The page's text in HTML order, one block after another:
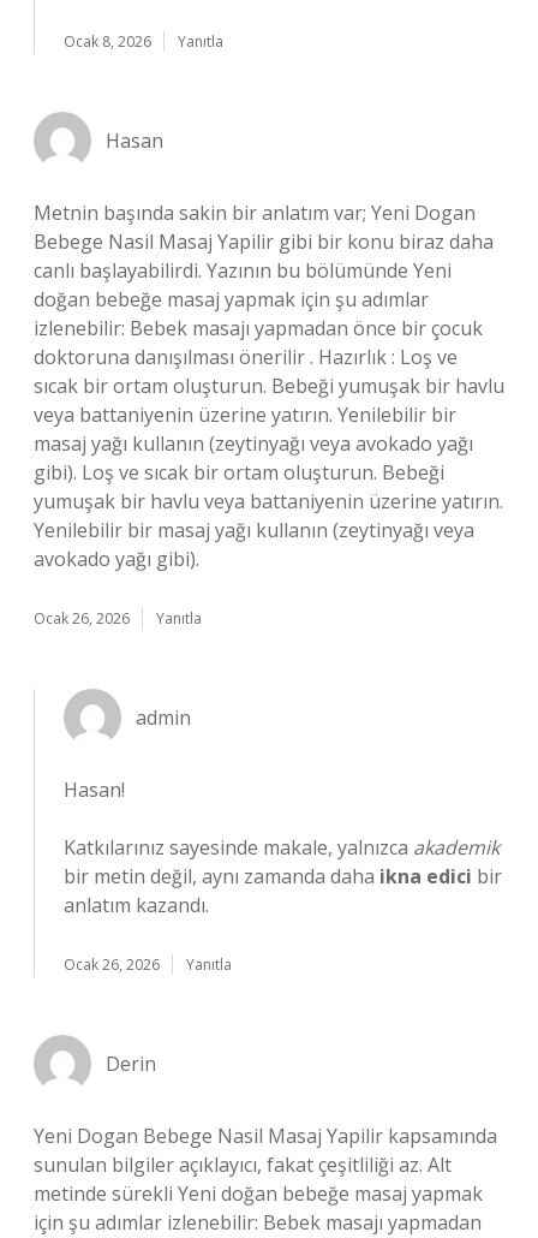
Ocak 8, 2026 Yanıtla
Hasan
Metnin başında sakin bir anlatım var; Yeni Dogan
Bebege Nasil Masaj Yapilir gibi bir konu biraz daha
canlı başlayabilirdi. Yazının bu bölümünde Yeni
doğan bebeğe masaj yapmak için şu adımlar
izlenebilir: Bebek masajı yapmadan önce bir çocuk
doktoruna danışılması önerilir . Hazırlık : Loş ve
sıcak bir ortam oluşturun. Bebeği yumuşak bir havlu
veya battaniyenin üzerine yatırın. Yenilebilir bir
masaj yağı kullanın (zeytinyağı veya avokado yağı
gibi). Loş ve sıcak bir ortam oluşturun. Bebeği
yumuşak bir havlu veya battaniyenin üzerine yatırın.
Yenilebilir bir masaj yağı kullanın (zeytinyağı veya
avokado yağı gibi).
Ocak 26, 2026 Yanıtla
admin
Hasan!
Katkılarınız sayesinde makale, yalnızca akademik
bir metin değil, aynı zamanda daha ikna edici bir
anlatım kazandı.
Ocak 26, 2026 Yanıtla
Derin
Yeni Dogan Bebege Nasil Masaj Yapilir kapsamında
sunulan bilgiler açıklayıcı, fakat çeşitliliği az. Alt
metinde sürekli Yeni doğan bebeğe masaj yapmak
için şu adımlar izlenebilir: Bebek masajı yapmadan